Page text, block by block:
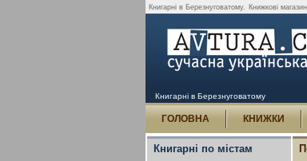
Книгарні в Березнуговатому. Книжкові
Книгарні в Березнуговатому
ГОЛОВНА КНИЖКИ
Книгарні по містам